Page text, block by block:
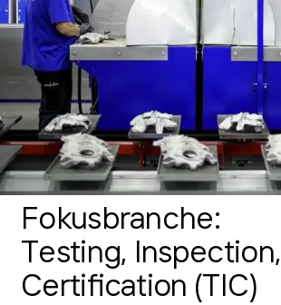
Fokusbranche:
Testing, Inspection,
Certification (TIC)